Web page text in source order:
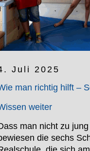
Juli 2025
man richtig hilft –
weiter
man nicht zu
die sechs